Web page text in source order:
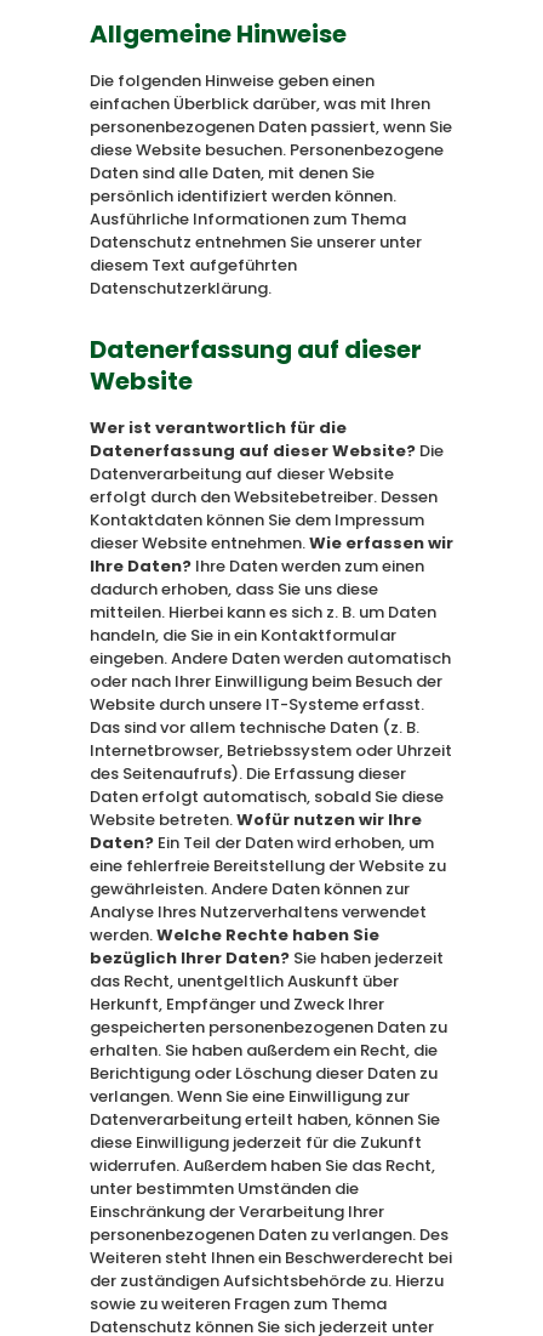
Allgemeine Hinweise
Die folgenden Hinweise geben einen
einfachen Überblick darüber, was mit Ihren
personenbezogenen Daten passiert, wenn Sie
diese Website besuchen. Personenbezogene
Daten sind alle Daten, mit denen Sie
persönlich identifiziert werden können.
Ausführliche Informationen zum Thema
Datenschutz entnehmen Sie unserer unter
diesem Text aufgeführten
Datenschutzerklärung.
Datenerfassung auf dieser
Website
Wer ist verantwortlich für die
Datenerfassung auf dieser Website? Die
Datenverarbeitung auf dieser Website
erfolgt durch den Websitebetreiber. Dessen
Kontaktdaten können Sie dem Impressum
dieser Website entnehmen.Wie erfassen wir
Ihre Daten? Ihre Daten werden zum einen
dadurch erhoben, dass Sie uns diese
mitteilen. Hierbei kann es sich z. B. um Daten
handeln, die Sie in ein Kontaktformular
eingeben. Andere Daten werden automatisch
oder nach Ihrer Einwilligung beim Besuch der
Website durch unsere IT-Systeme erfasst.
Das sind vor allem technische Daten (z. B.
Internetbrowser, Betriebssystem oder Uhrzeit
des Seitenaufrufs). Die Erfassung dieser
Daten erfolgt automatisch, sobald Sie diese
Website betreten.Wofür nutzen wir Ihre
Daten? Ein Teil der Daten wird erhoben, um
eine fehlerfreie Bereitstellung der Website zu
gewährleisten. Andere Daten können zur
Analyse Ihres Nutzerverhaltens verwendet
werden.Welche Rechte haben Sie
bezüglich Ihrer Daten? Sie haben jederzeit
das Recht, unentgeltlich Auskunft über
Herkunft, Empfänger und Zweck Ihrer
gespeicherten personenbezogenen Daten zu
erhalten. Sie haben außerdem ein Recht, die
Berichtigung oder Löschung dieser Daten zu
verlangen. Wenn Sie eine Einwilligung zur
Datenverarbeitung erteilt haben, können Sie
diese Einwilligung jederzeit für die Zukunft
widerrufen. Außerdem haben Sie das Recht,
unter bestimmten Umständen die
Einschränkung der Verarbeitung Ihrer
personenbezogenen Daten zu verlangen. Des
Weiteren steht Ihnen ein Beschwerderecht bei
der zuständigen Aufsichtsbehörde zu. Hierzu
sowie zu weiteren Fragen zum Thema
Datenschutz können Sie sich jederzeit unter